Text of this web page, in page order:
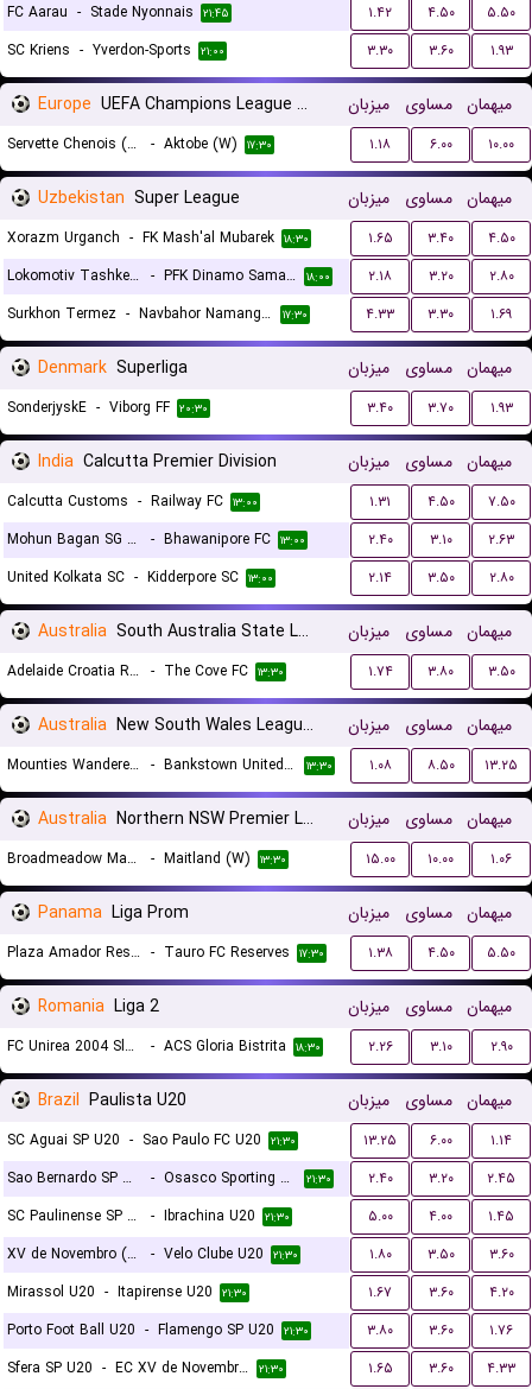
FC Aarau - Stade Nyonnais ۲۱:۴۵ ۱.۴۲ ۴.۵۰
۵.۵۰
SC Kriens - Yverdon-Sports ۲۱:۰۰ ۳.۳۰ ۳.۶۰ ۱.۹۳
Europe UEFA Champions League Women Qualification میزبان مساوی میهمان
Servette Chenois (W) - Aktobe (W) ۱۷:۳۰ ۱.۱۸ ۶.۰۰ ۱۰.۰۰
Uzbekistan Super League میزبان مساوی میهمان
Xorazm Urganch - FK Mash'al Mubarek ۱۸:۳۰ ۱.۶۵ ۳.۴۰
۴.۵۰
Lokomotiv Tashkent FK - PFK Dinamo Samarkand ۱۸:۰۰ ۲.۱۸ ۳.۲۰
۲.۸۰
Surkhon Termez - Navbahor Namangan ۱۷:۳۰ ۴.۳۳ ۳.۳۰ ۱.۶۹
Denmark Superliga میزبان مساوی میهمان
SonderjyskE - Viborg FF ۲۰:۳۰ ۳.۴۰ ۳.۷۰ ۱.۹۳
India Calcutta Premier Division میزبان مساوی میهمان
Calcutta Customs - Railway FC ۱۳:۰۰ ۱.۳۱ ۴.۵۰
۷.۵۰
Mohun Bagan SG Reserves
- Bhawanipore FC ۱۳:۰۰ ۲.۴۰ ۳.۱۰
۲.۶۳
United Kolkata SC - Kidderpore SC ۱۳:۰۰ ۲.۱۴ ۳.۵۰ ۲.۸۰
Australia South Australia State League 1 میزبان مساوی میهمان
Adelaide Croatia Raiders - The Cove FC ۱۳:۳۰ ۱.۷۴ ۳.۸۰ ۳.۵۰
Australia New South Wales League 2 میزبان مساوی میهمان
Mounties Wanderers - Bankstown United FC ۱۳:۳۰ ۱.۰۸ ۸.۵۰ ۱۳.۲۵
Australia Northern NSW Premier League Women میزبان مساوی میهمان
Broadmeadow Magic (W) - Maitland (W) ۱۳:۳۰ ۱۵.۰۰ ۱۰.۰۰ ۱.۰۶
Panama Liga Prom میزبان مساوی میهمان
Plaza Amador Reserves - Tauro FC Reserves ۱۷:۳۰ ۱.۳۸ ۴.۵۰ ۵.۵۰
Romania Liga 2 میزبان مساوی میهمان
FC Unirea 2004 Slobozia - ACS Gloria Bistrita ۱۸:۳۰ ۲.۲۶ ۳.۱۰ ۲.۹۰
Brazil Paulista U20 میزبان مساوی میهمان
SC Aguai SP U20 - Sao Paulo FC U20 ۲۱:۳۰ ۱۳.۲۵ ۶.۰۰
۱.۱۴
Sao Bernardo SP U20
- Osasco Sporting SP U20 ۲۱:۳۰ ۲.۴۰ ۳.۲۰
۲.۴۵
SC Paulinense SP U20
- Ibrachina U20 ۲۱:۳۰ ۵.۰۰ ۴.۰۰
۱.۴۵
XV de Novembro (Piracicaba) U20
- Velo Clube U20 ۲۱:۳۰ ۱.۸۰ ۳.۵۰
۳.۶۰
Mirassol U20 - Itapirense U20 ۲۱:۳۰ ۱.۶۷ ۳.۶۰
۴.۲۰
Porto Foot Ball U20 - Flamengo SP U20 ۲۱:۳۰ ۳.۸۰ ۳.۶۰
۱.۷۶
Sfera SP U20 - EC XV de Novembro de Jau SP U20 ۲۱:۳۰ ۱.۶۵ ۳.۶۰
۴.۳۳